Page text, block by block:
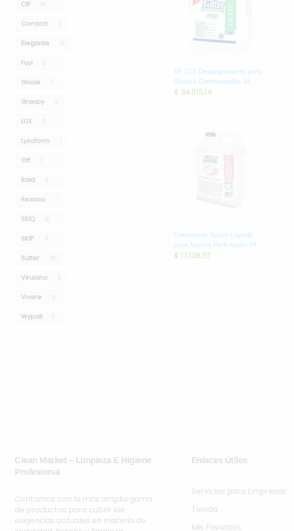
SF 210 Desengrasante para
Grasas Carbonizadas 5lt.
$ 34.615,14
Dermasole Jabón Líquido
para Manos Perfumado 5lt.
$ 17.138,37
CIF
Comfort
Elegante
Fuyi
Glade
Granby
LUX
Lysoform
Off
Raid
Rexona
SEIQ
SKIP
Sutter
Virulana
Vivere
Wypall
Clean Market – Limpieza E Higiene
Profesional
Contamos con la más amplia gama
de productos para cubrir las
exigencias actuales en materia de
Enlaces Útiles
Servicios para Empresas
Tienda
Mis Favoritos